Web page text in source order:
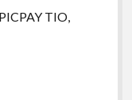
TIO,